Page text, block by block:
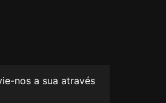
nos a sua através